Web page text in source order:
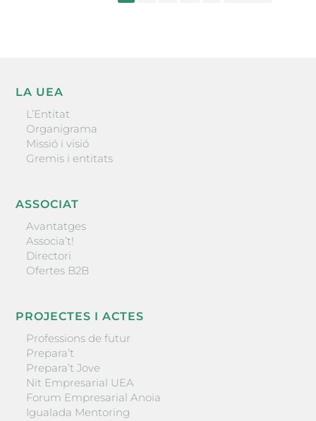
LA UEA
L’Entitat
Organigrama
Missió i visió
Gremis i entitats
ASSOCIAT
Avantatges
Associa’t!
Directori
Ofertes B2B
PROJECTES I ACTES
Professions de futur
Prepara’t
Prepara’t Jove
Nit Empresarial UEA
Forum Empresarial Anoia
Igualada Mentoring